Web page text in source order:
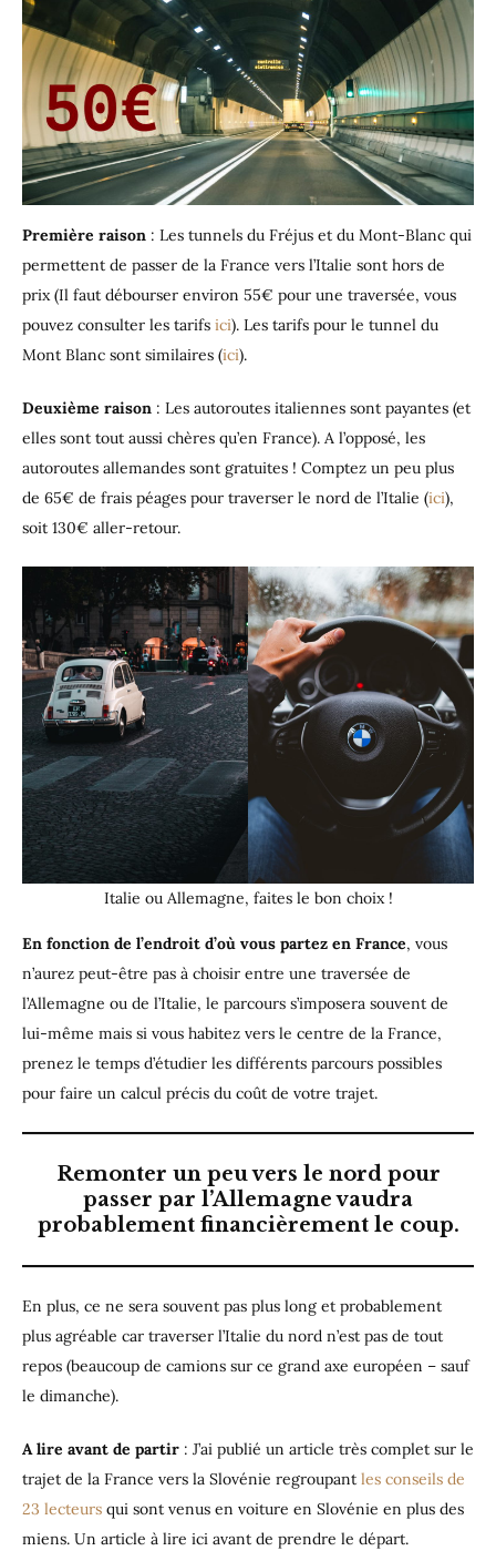
Première raison : Les tunnels du Fréjus et du Mont-Blanc qui
permettent de passer de la France vers l’Italie sont hors de
prix (Il faut débourser environ 55€ pour une traversée, vous
pouvez consulter les tarifs ici). Les tarifs pour le tunnel du
Mont Blanc sont similaires (ici).
Deuxième raison : Les autoroutes italiennes sont payantes (et
elles sont tout aussi chères qu’en France). A l’opposé, les
autoroutes allemandes sont gratuites ! Comptez un peu plus
de 65€ de frais péages pour traverser le nord de l’Italie (ici),
soit 130€ aller-retour.
Italie ou Allemagne, faites le bon choix !
En fonction de l’endroit d’où vous partez en France, vous
n’aurez peut-être pas à choisir entre une traversée de
l’Allemagne ou de l’Italie, le parcours s’imposera souvent de
lui-même mais si vous habitez vers le centre de la France,
prenez le temps d’étudier les différents parcours possibles
pour faire un calcul précis du coût de votre trajet.
Remonter un peu vers le nord pour
passer par l’Allemagne vaudra
probablement financièrement le coup.
En plus, ce ne sera souvent pas plus long et probablement
plus agréable car traverser l’Italie du nord n’est pas de tout
repos (beaucoup de camions sur ce grand axe européen – sauf
le dimanche).
A lire avant de partir : J’ai publié un article très complet sur le
trajet de la France vers la Slovénie regroupant les conseils de
23 lecteurs qui sont venus en voiture en Slovénie en plus des
miens. Un article à lire ici avant de prendre le départ.